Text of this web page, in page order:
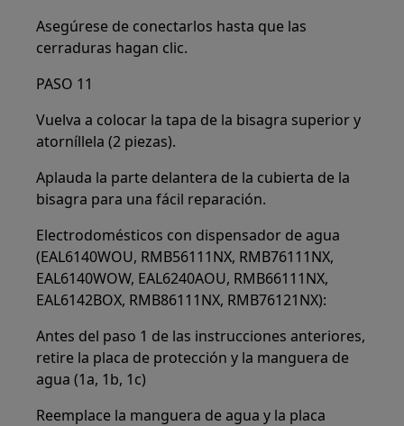
Asegúrese de conectarlos hasta que las
cerraduras hagan clic.
PASO 11
Vuelva a colocar la tapa de la bisagra superior y
atorníllela (2 piezas).
Aplauda la parte delantera de la cubierta de la
bisagra para una fácil reparación.
Electrodomésticos con dispensador de agua
(EAL6140WOU, RMB56111NX, RMB76111NX,
EAL6140WOW, EAL6240AOU, RMB66111NX,
EAL6142BOX, RMB86111NX, RMB76121NX):
Antes del paso 1 de las instrucciones anteriores,
retire la placa de protección y la manguera de
agua (1a, 1b, 1c)
Reemplace la manguera de agua y la placa